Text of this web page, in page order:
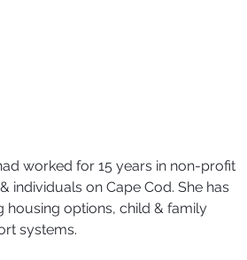
worked for 15 years in non-profit
individuals on Cape Cod. She has
housing options, child & family
systems.